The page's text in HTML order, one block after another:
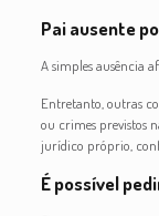
Pai ausente
A simples ausência
Entretanto, outras
ou crimes previstos
jurídico próprio,
É possível